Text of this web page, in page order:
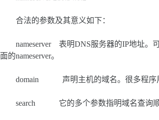
合法的参数及其意义如下：
nameserver 表明DNS服务器的IP地址。可
面的nameserver。
domain 声明主机的域名。很多程序用到
search 它的多个参数指明域名查询顺序。